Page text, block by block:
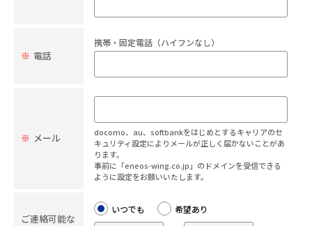
※ 電話
携帯・固定電話（ハイフンなし）
※ メール
docomo、au、softbankをはじめとするキャリアのセ
キュリティ設定によりメールが正しく届かないことがあ
ります。
事前に「eneos-wing.co.jp」のドメインを受信できる
ように設定をお願いいたします。
ご連絡可能な
いつでも 希望あり